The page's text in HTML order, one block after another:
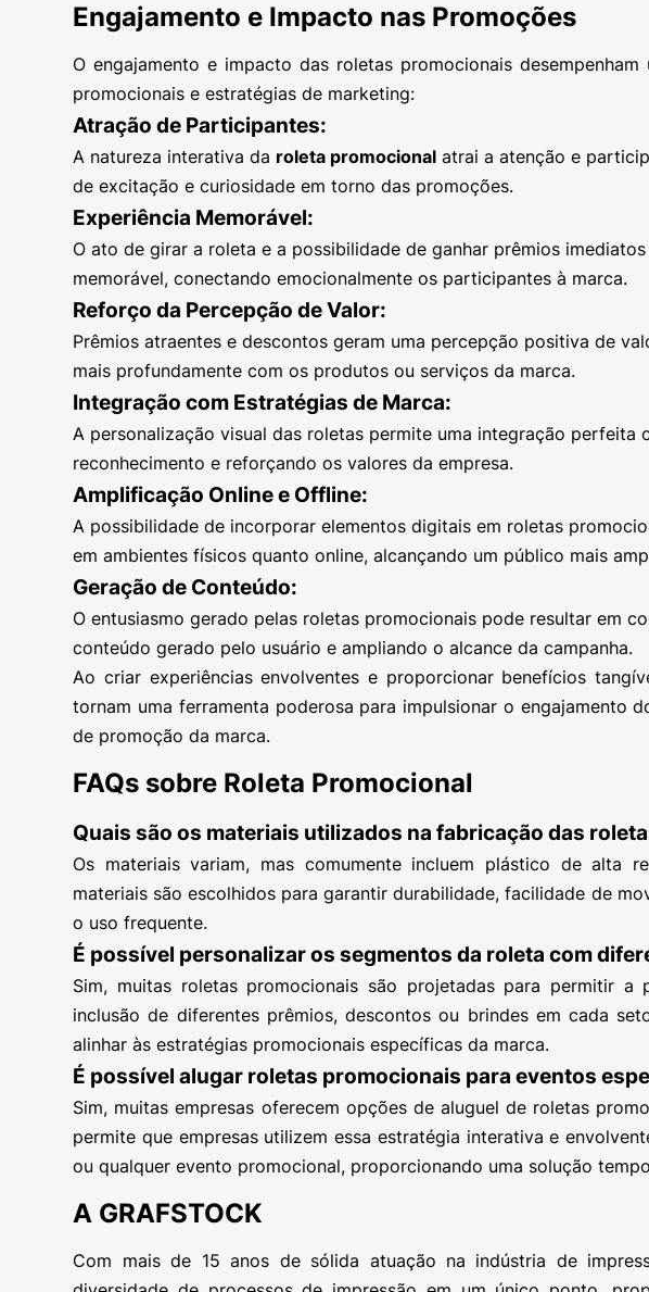
Engajamento e Impacto nas Promoções
O engajamento e impacto das roletas promocionais
promocionais e estratégias de marketing:
Atração de Participantes:
A natureza interativa da roleta promocional atrai a atenção e
de excitação e curiosidade em torno das promoções.
Experiência Memorável:
O ato de girar a roleta e a possibilidade de ganhar prêmios
memorável, conectando emocionalmente os participantes à marca.
Reforço da Percepção de Valor:
Prêmios atraentes e descontos geram uma percepção positiva de
mais profundamente com os produtos ou serviços da marca.
Integração com Estratégias de Marca:
A personalização visual das roletas permite uma integração
reconhecimento e reforçando os valores da empresa.
Amplificação Online e Offline:
A possibilidade de incorporar elementos digitais em roletas
em ambientes físicos quanto online, alcançando um público mais
Geração de Conteúdo:
O entusiasmo gerado pelas roletas promocionais pode resultar em
conteúdo gerado pelo usuário e ampliando o alcance da campanha.
Ao criar experiências envolventes e proporcionar benefícios
tornam uma ferramenta poderosa para impulsionar o engajamento
de promoção da marca.
FAQs sobre Roleta Promocional
Quais são os materiais utilizados na fabricação das
Os materiais variam, mas comumente incluem plástico de alta
materiais são escolhidos para garantir durabilidade, facilidade de
o uso frequente.
É possível personalizar os segmentos da roleta com
Sim, muitas roletas promocionais são projetadas para permitir a
inclusão de diferentes prêmios, descontos ou brindes em cada
alinhar às estratégias promocionais específicas da marca.
É possível alugar roletas promocionais para eventos
Sim, muitas empresas oferecem opções de aluguel de roletas
permite que empresas utilizem essa estratégia interativa e
ou qualquer evento promocional, proporcionando uma solução
A GRAFSTOCK
Com mais de 15 anos de sólida atuação na indústria de